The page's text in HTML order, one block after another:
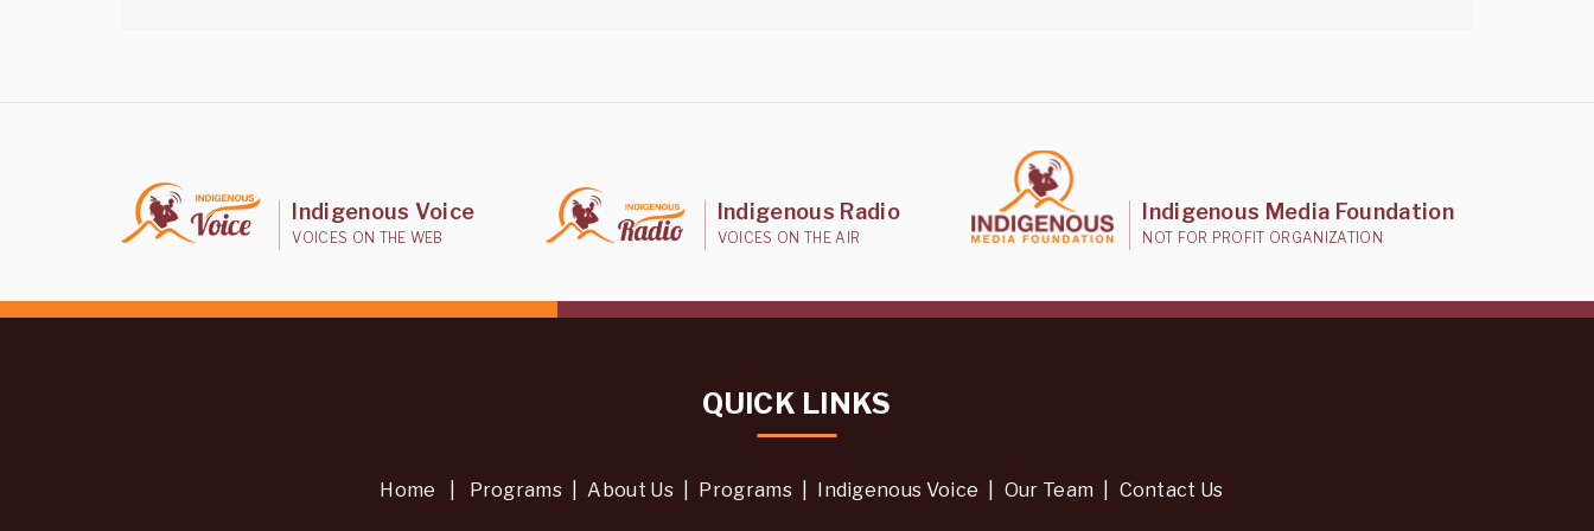
Indigenous Voice
VOICES ON THE WEB
Indigenous Radio
VOICES ON THE AIR
Indigenous Media Foundation
NOT FOR PROFIT ORGANIZATION
QUICK LINKS
Home Programs About Us Programs Indigenous Voice Our Team Contact Us